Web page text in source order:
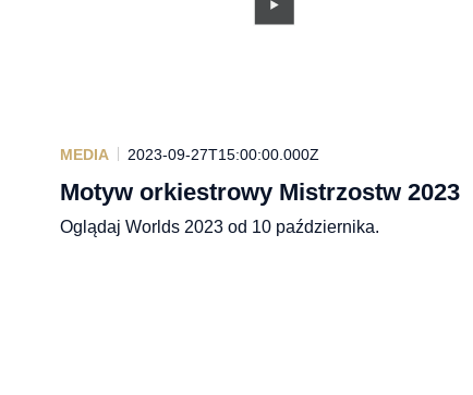
MEDIA 2023-09-27T15:00:00.000Z
Motyw orkiestrowy Mistrzostw 2023
Oglądaj Worlds 2023 od 10 października.